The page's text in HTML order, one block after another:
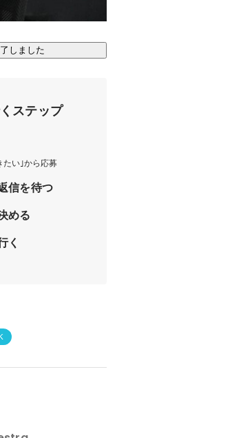
しました
ステップ
たい｣から応募
信を待つ
める
く